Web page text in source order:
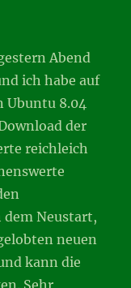
Abend
ich habe auf
Ubuntu 8.04
der
reichleich
Neustart,
neuen
kann die
Sehr